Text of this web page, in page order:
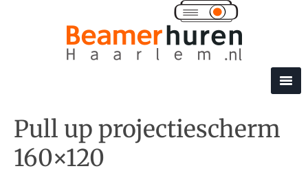
Pull up projectiescherm
160×120